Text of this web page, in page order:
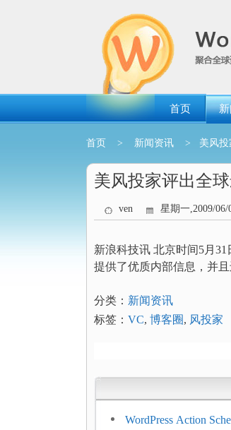
首页
首页 > 新闻资讯 > 美风投
美风投家评出全
ven 星期一,2009/06/
新浪科技讯 北京时间5月
提供了优质内部信息，并
分类： 新闻资讯
标签： VC, 博客圈, 风投家
WordPress Action